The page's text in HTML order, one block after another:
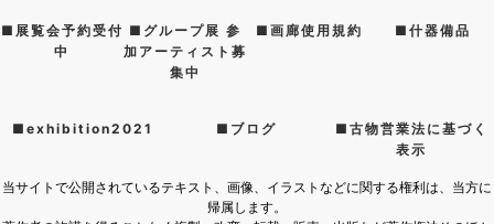
■展覧会予約受付
中
■グループ展 参
加アーティスト募
集中
■画廊使用規約 ■什器備品
■exhibition2021 ■ブログ
■古物営業法に基づく
表示
当サイトで公開されているテキスト、画像、イラストなどに関する権利は、当方に
帰属します。